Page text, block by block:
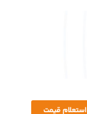
استعلام قیمت